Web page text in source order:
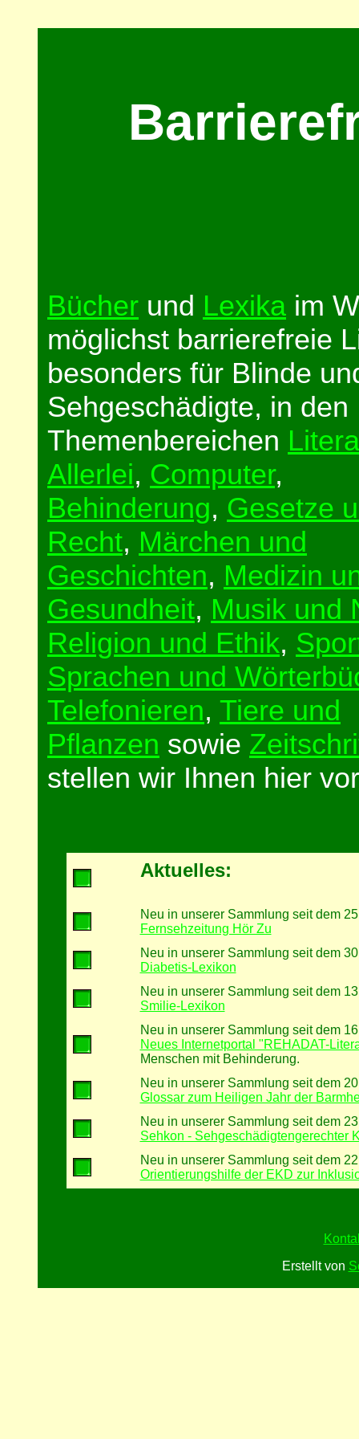
Bücher und Lexika im
möglichst barrierefreie
besonders für Blinde
Sehgeschädigte, in den
Themenbereichen
Allerlei, Computer,
Behinderung, Gesetze
Recht, Märchen und
Geschichten, Medizin
Gesundheit, Musik und
Religion und Ethik,
Sprachen und
Telefonieren, Tiere und
Pflanzen sowie
stellen wir Ihnen hier
Aktuelles:
Neu in unserer Sammlung seit dem
Fernsehzeitung Hör Zu
Neu in unserer Sammlung seit dem
Diabetis-Lexikon
Neu in unserer Sammlung seit dem
Smilie-Lexikon
Neu in unserer Sammlung seit dem
Neues Internetportal "REHADAT-
Menschen mit Behinderung.
Neu in unserer Sammlung seit dem
Glossar zum Heiligen Jahr der
Neu in unserer Sammlung seit dem
Sehkon - Sehgeschädigtengerechter
Neu in unserer Sammlung seit dem
Orientierungshilfe der EKD zur
Erstellt von